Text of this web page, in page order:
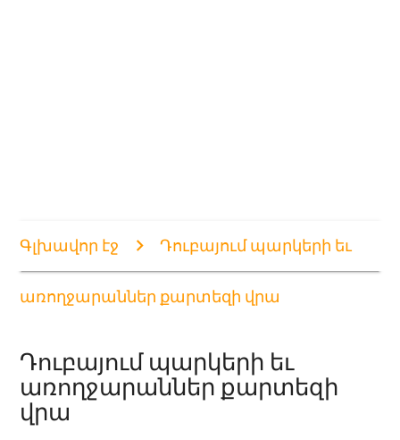
Գլխավոր էջ Դուբայում պարկերի եւ
առողջարաններ քարտեզի վրա
Դուբայում պարկերի եւ
առողջարաններ քարտեզի
վրա